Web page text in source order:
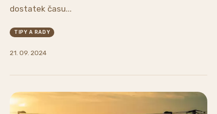
dostatek času...
TIPY A RADY
21. 09. 2024